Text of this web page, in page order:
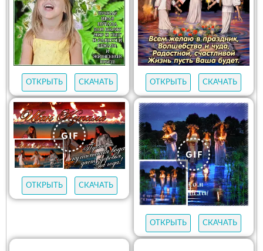
ОТКРЫТЬ СКАЧАТЬ ОТКРЫТЬ СКАЧАТЬ
ОТКРЫТЬ СКАЧАТЬ
ОТКРЫТЬ СКАЧАТЬ